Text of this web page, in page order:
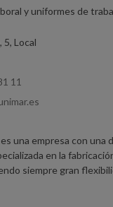
y uniformes de
5, Local
11
una empresa con una
en la
siempre gran